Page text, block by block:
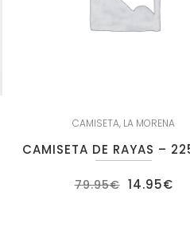
CAMISETA, LA MORENA
CAMISETA DE RAYAS –
79.95€ El
precio
14.95€El